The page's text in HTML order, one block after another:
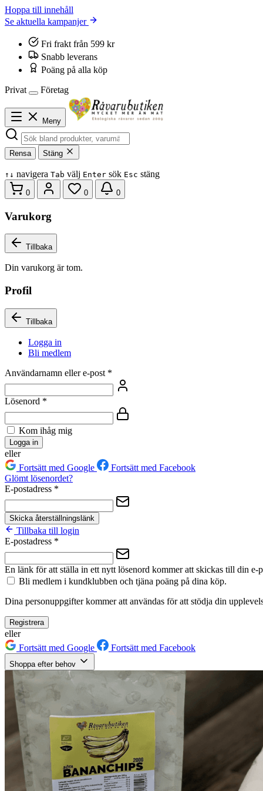
Hoppa till innehåll
Se aktuella kampanjer
Fri frakt från 599 kr
Snabb leverans
Poäng på alla köp
Privat
Företag
Meny
Rensa Stäng
↑ ↓ navigera Tab välj Enter sök Esc stäng
0 0 0
Varukorg
Tillbaka
Din varukorg är tom.
Profil
Tillbaka
Logga in
Bli medlem
Användarnamn eller e-post *
Lösenord *
Kom ihåg mig
Logga in
eller
Fortsätt med Google
Fortsätt med Facebook
Glömt lösenordet?
E-postadress *
Skicka återställningslänk
Tillbaka till login
E-postadress *
En länk för att ställa in ett nytt lösenord kommer att skickas till din e-
Bli medlem i kundklubben och tjäna poäng på dina köp.
Dina personuppgifter kommer att användas för att stödja din
Registrera
eller
Fortsätt med Google
Fortsätt med Facebook
Shoppa efter behov